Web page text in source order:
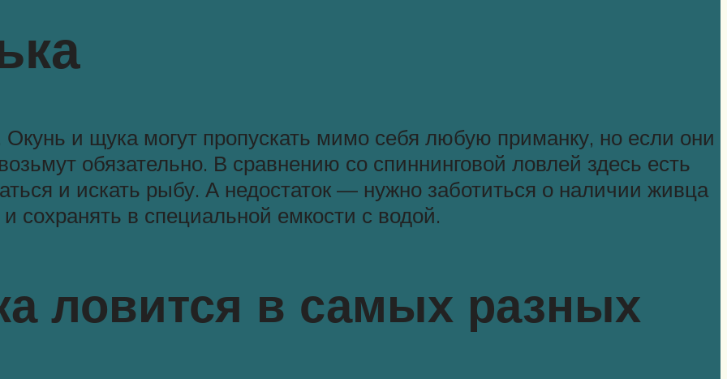
и щука могут пропускать мимо себя любую приманку, но если они
обязательно. В сравнению со спиннинговой ловлей здесь есть
и искать рыбу. А недостаток — нужно заботиться о наличии живца
сохранять в специальной емкости с водой.
ловится в самых разных